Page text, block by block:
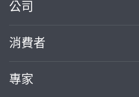
公司
消費者
專家